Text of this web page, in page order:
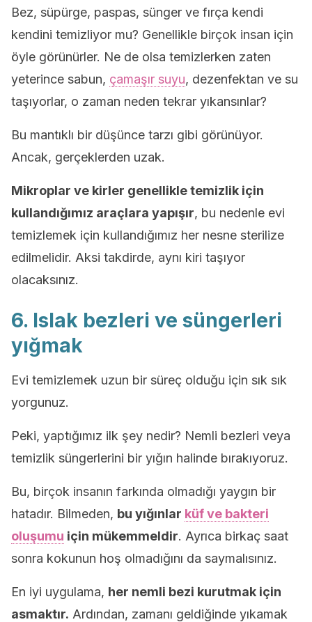
Bez, süpürge, paspas, sünger ve fırça kendi
kendini temizliyor mu? Genellikle birçok insan için
öyle görünürler. Ne de olsa temizlerken zaten
yeterince sabun, çamaşır suyu, dezenfektan ve su
taşıyorlar, o zaman neden tekrar yıkansınlar?
Bu mantıklı bir düşünce tarzı gibi görünüyor.
Ancak, gerçeklerden uzak.
Mikroplar ve kirler genellikle temizlik için
kullandığımız araçlara yapışır, bu nedenle evi
temizlemek için kullandığımız her nesne sterilize
edilmelidir. Aksi takdirde, aynı kiri taşıyor
olacaksınız.
6. Islak bezleri ve süngerleri
yığmak
Evi temizlemek uzun bir süreç olduğu için sık sık
yorgunuz.
Peki, yaptığımız ilk şey nedir? Nemli bezleri veya
temizlik süngerlerini bir yığın halinde bırakıyoruz.
Bu, birçok insanın farkında olmadığı yaygın bir
hatadır. Bilmeden, bu yığınlar küf ve bakteri
oluşumu için mükemmeldir. Ayrıca birkaç saat
sonra kokunun hoş olmadığını da saymalısınız.
En iyi uygulama, her nemli bezi kurutmak için
asmaktır. Ardından, zamanı geldiğinde yıkamak